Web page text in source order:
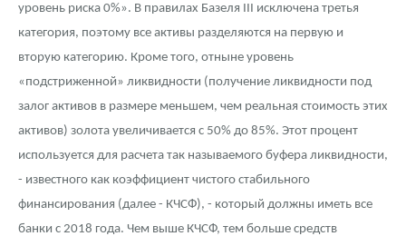
уровень риска 0%». В правилах Базеля III исключена третья
категория, поэтому все активы разделяются на первую и
вторую категорию. Кроме того, отныне уровень
«подстриженной» ликвидности (получение ликвидности под
залог активов в размере меньшем, чем реальная стоимость этих
активов) золота увеличивается с 50% до 85%. Этот процент
используется для расчета так называемого буфера ликвидности,
- известного как коэффициент чистого стабильного
финансирования (далее - КЧСФ), - который должны иметь все
банки с 2018 года. Чем выше КЧСФ, тем больше средств